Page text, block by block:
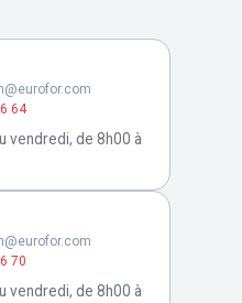
64
vendredi, de 8h00 à
70
vendredi, de 8h00 à